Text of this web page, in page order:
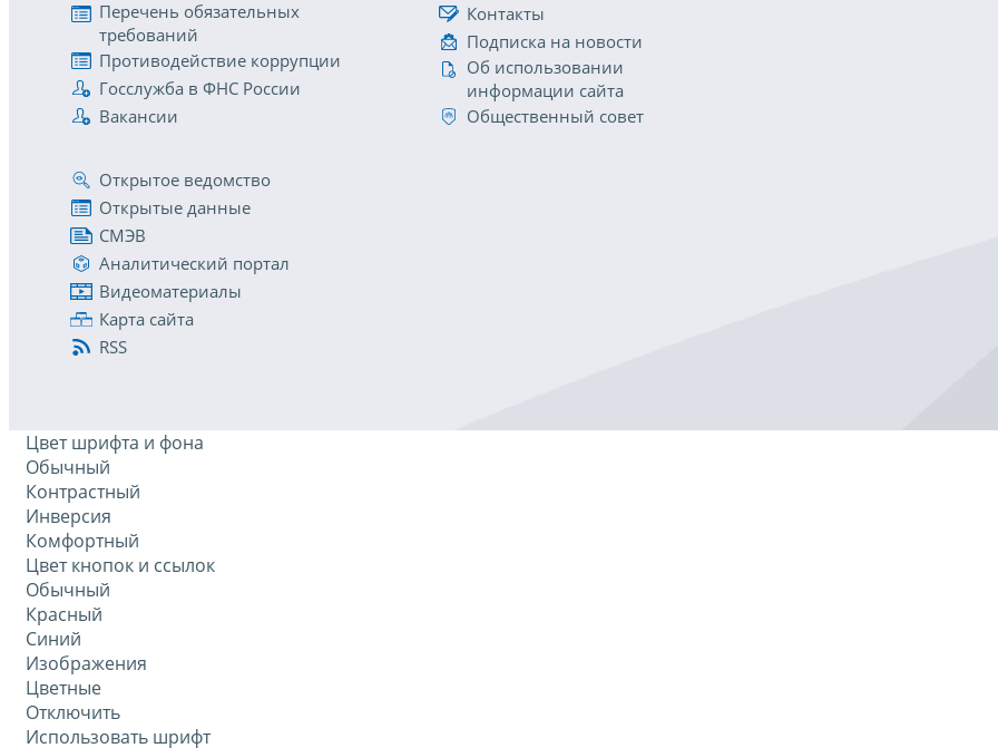
Перечень обязательных
требований
Противодействие коррупции
Госслужба в ФНС России
Вакансии
Контакты
Подписка на новости
Об использовании
информации сайта
Общественный совет
Открытое ведомство
Открытые данные
СМЭВ
Аналитический портал
Видеоматериалы
Карта сайта
RSS
Цвет шрифта и фона
Обычный
Контрастный
Инверсия
Комфортный
Цвет кнопок и ссылок
Обычный
Красный
Синий
Изображения
Цветные
Отключить
Использовать шрифт